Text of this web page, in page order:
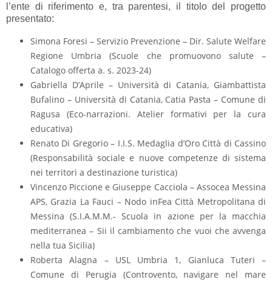
l’ente di riferimento e, tra parentesi, il titolo del progetto
presentato:
Simona Foresi – Servizio Prevenzione – Dir. Salute Welfare
Regione Umbria (Scuole che promuovono salute –
Catalogo offerta a. s. 2023-24)
Gabriella D’Aprile – Università di Catania, Giambattista
Bufalino – Università di Catania, Catia Pasta – Comune di
Ragusa (Eco-narrazioni. Atelier formativi per la cura
educativa)
Renato Di Gregorio – I.I.S. Medaglia d’Oro Città di Cassino
(Responsabilità sociale e nuove competenze di sistema
nei territori a destinazione turistica)
Vincenzo Piccione e Giuseppe Cacciola – Assocea Messina
APS, Grazia La Fauci – Nodo inFea Città Metropolitana di
Messina (S.I.A.M.M.- Scuola in azione per la macchia
mediterranea – Sii il cambiamento che vuoi che avvenga
nella tua Sicilia)
Roberta Alagna – USL Umbria 1, Gianluca Tuteri –
Comune di Perugia (Controvento, navigare nel mare